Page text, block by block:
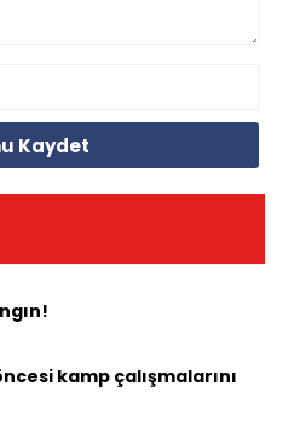
Kaydet
kamp çalışmalarını